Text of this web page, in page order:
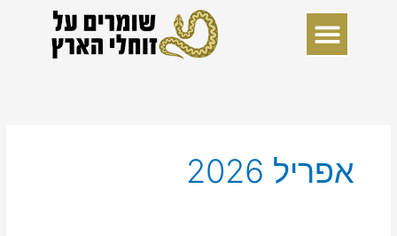
אפריל 2026